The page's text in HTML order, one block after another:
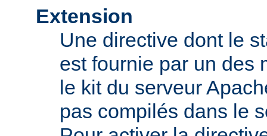
Extension
Une directive dont le
est fournie par un des
le kit du serveur
pas compilés dans le